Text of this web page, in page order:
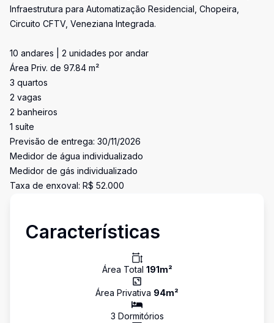
Infraestrutura para Automatização Residencial, Chopeira,
Circuito CFTV, Veneziana Integrada.
10 andares | 2 unidades por andar
Área Priv. de 97.84 m²
3 quartos
2 vagas
2 banheiros
1 suíte
Previsão de entrega: 30/11/2026
Medidor de água individualizado
Medidor de gás individualizado
Taxa de enxoval: R$ 52.000
Características
Área Total 191m²
Área Privativa 94m²
3 Dormitórios